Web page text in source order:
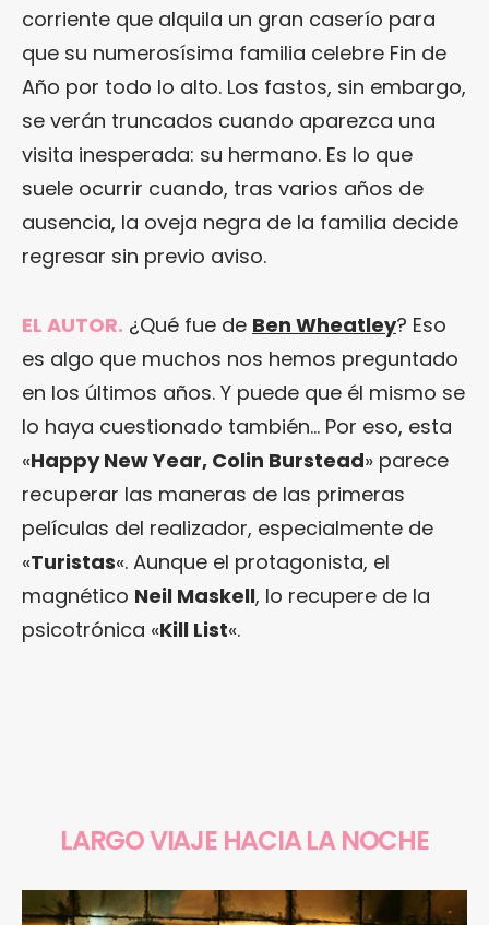
corriente que alquila un gran caserío para
que su numerosísima familia celebre Fin de
Año por todo lo alto. Los fastos, sin embargo,
se verán truncados cuando aparezca una
visita inesperada: su hermano. Es lo que
suele ocurrir cuando, tras varios años de
ausencia, la oveja negra de la familia decide
regresar sin previo aviso.
EL AUTOR. ¿Qué fue de Ben Wheatley? Eso
es algo que muchos nos hemos preguntado
en los últimos años. Y puede que él mismo se
lo haya cuestionado también… Por eso, esta
«Happy New Year, Colin Burstead» parece
recuperar las maneras de las primeras
películas del realizador, especialmente de
«Turistas«. Aunque el protagonista, el
magnético Neil Maskell, lo recupere de la
psicotrónica «Kill List«.
LARGO VIAJE HACIA LA NOCHE